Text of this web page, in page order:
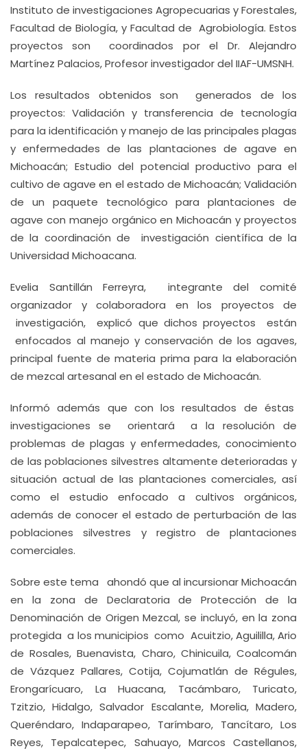
Instituto de investigaciones Agropecuarias y Forestales,
Facultad de Biología, y Facultad de Agrobiología. Estos
proyectos son coordinados por el Dr. Alejandro
Martínez Palacios, Profesor investigador del IIAF-UMSNH.
Los resultados obtenidos son generados de los
proyectos: Validación y transferencia de tecnología
para la identificación y manejo de las principales plagas
y enfermedades de las plantaciones de agave en
Michoacán; Estudio del potencial productivo para el
cultivo de agave en el estado de Michoacán; Validación
de un paquete tecnológico para plantaciones de
agave con manejo orgánico en Michoacán y proyectos
de la coordinación de investigación científica de la
Universidad Michoacana.
Evelia Santillán Ferreyra, integrante del comité
organizador y colaboradora en los proyectos de
investigación, explicó que dichos proyectos están
enfocados al manejo y conservación de los agaves,
principal fuente de materia prima para la elaboración
de mezcal artesanal en el estado de Michoacán.
Informó además que con los resultados de éstas
investigaciones se orientará a la resolución de
problemas de plagas y enfermedades, conocimiento
de las poblaciones silvestres altamente deterioradas y
situación actual de las plantaciones comerciales, así
como el estudio enfocado a cultivos orgánicos,
además de conocer el estado de perturbación de las
poblaciones silvestres y registro de plantaciones
comerciales.
Sobre este tema ahondó que al incursionar Michoacán
en la zona de Declaratoria de Protección de la
Denominación de Origen Mezcal, se incluyó, en la zona
protegida a los municipios como Acuitzio, Aguililla, Ario
de Rosales, Buenavista, Charo, Chinicuila, Coalcomán
de Vázquez Pallares, Cotija, Cojumatlán de Régules,
Erongarícuaro, La Huacana, Tacámbaro, Turicato,
Tzitzio, Hidalgo, Salvador Escalante, Morelia, Madero,
Queréndaro, Indaparapeo, Tarímbaro, Tancítaro, Los
Reyes, Tepalcatepec, Sahuayo, Marcos Castellanos,